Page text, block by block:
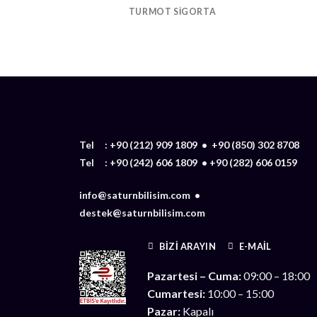
TURMOT SIGORTA
Tel : +90 (212) 909 1809 • +90 (850) 302 8708
Tel : +90 (242) 606 1809 • +90 (282) 606 0159
info@saturnbilisim.com •
destek@saturnbilisim.com
BIZI ARAYIN E-MAIL
Pazartesi – Cuma:09:00 – 18:00
Cumartesi:10:00 – 15:00
Pazar:Kapalı